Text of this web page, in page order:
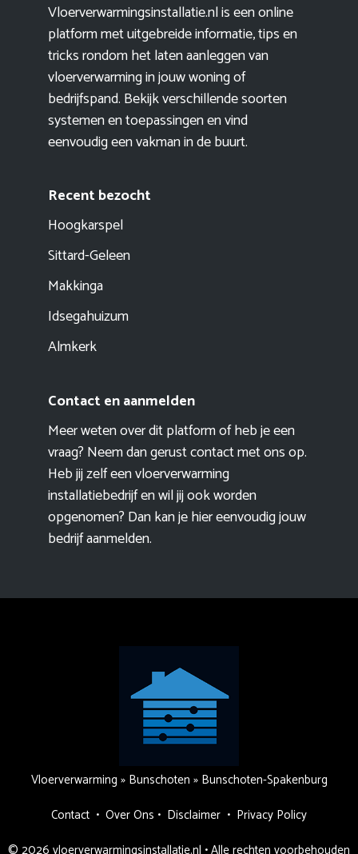
Vloerverwarmingsinstallatie.nl is een online
platform met uitgebreide informatie, tips en
tricks rondom het laten aanleggen van
vloerverwarming in jouw woning of
bedrijfspand. Bekijk verschillende soorten
systemen en toepassingen en vind
eenvoudig een vakman in de buurt.
Recent bezocht
Hoogkarspel
Sittard-Geleen
Makkinga
Idsegahuizum
Almkerk
Contact en aanmelden
Meer weten over dit platform of heb je een
vraag? Neem dan gerust contact met ons op.
Heb jij zelf een vloerverwarming
installatiebedrijf en wil jij ook worden
opgenomen? Dan kan je hier eenvoudigjouw
bedrijf aanmelden.
Vloerverwarming » Bunschoten » Bunschoten-Spakenburg
Contact • Over Ons • Disclaimer • Privacy Policy